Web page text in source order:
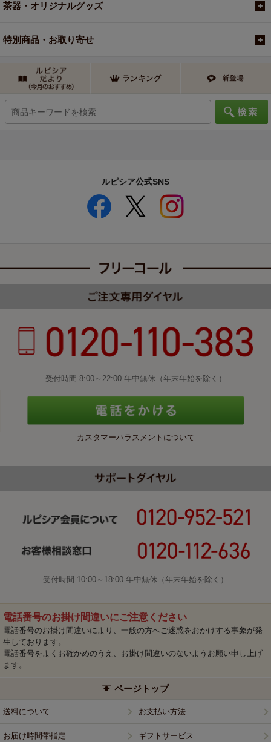
茶器・オリジナルグッズ
特別商品・お取り寄せ
ルピシア公式SNS
受付時間 8:00～22:00 年中無休（年末年始を除く）
カスタマーハラスメントについて
受付時間 10:00～18:00 年中無休（年末年始を除く）
電話番号のお掛け間違いにご注意ください
電話番号のお掛け間違いにより、一般の方へご迷惑をおかけする事象が発
生しております。
電話番号をよくお確かめのうえ、お掛け間違いのないようお願い申し上げ
ます。
ページトップ
送料について お支払い方法
お届け時間帯指定 ギフトサービス